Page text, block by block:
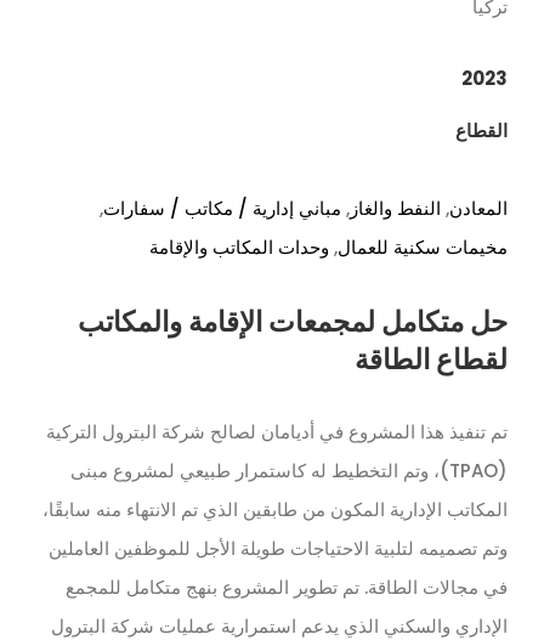
تركيا
2023
القطاع
المعادن, النفط والغاز, مباني إدارية / مكاتب / سفارات,
مخيمات سكنية للعمال, وحدات المكاتب والإقامة
حل متكامل لمجمعات الإقامة والمكاتب
لقطاع الطاقة
تم تنفيذ هذا المشروع في أديامان لصالح شركة البترول التركية
(TPAO)، وتم التخطيط له كاستمرار طبيعي لمشروع مبنى
المكاتب الإدارية المكون من طابقين الذي تم الانتهاء منه سابقًا،
وتم تصميمه لتلبية الاحتياجات طويلة الأجل للموظفين العاملين
في مجالات الطاقة. تم تطوير المشروع بنهج متكامل للمجمع
الإداري والسكني الذي يدعم استمرارية عمليات شركة البترول